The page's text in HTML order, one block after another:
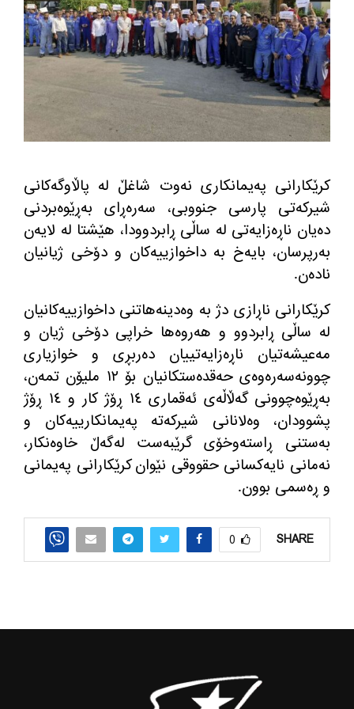
كرێكارانی په‌یمانكاری نه‌وت شاغڵ له‌ پاڵاوگه‌كانی
شیركه‌تی پارسی جنووبی، سه‌ره‌ڕای به‌ڕێوه‌بردنی
ده‌یان ناڕه‌زایه‌تی له‌ ساڵی ڕابردوودا، هێشتا له لایه‌ن
به‌رپرسان، بایه‌خ به‌ داخوازییه‌كان و دۆخی ژیانیان
ناده‌ن.
كرێكارانی ناڕازی دژ به‌ وه‌دینه‌هاتنی داخوازییه‌كانیان
له‌ ساڵی ڕابردوو و هه‌روه‌ها خراپی دۆخی ژیان و
مه‌عیشه‌تیان ناڕه‌زایه‌تییان ده‌ربڕی و خوازیاری
چوونه‌سه‌ره‌وه‌ی حه‌قده‌ستكانیان بۆ ١٢ ملیۆن تمه‌ن،
به‌ڕێوه‌چوونی گه‌ڵاڵه‌ی ئه‌قماری ١٤ ڕۆژ كار و ١٤ ڕۆژ
پشوودان، وه‌لانانی شیركه‌ته‌ په‌یمانكارییه‌كان و
به‌ستنی ڕاسته‌وخۆی گرێبەست له‌گه‌ڵ خاوه‌نكار،
نه‌مانی نایەکسانی حقووقی نێوان كرێكارانی په‌یمانی
و ڕه‌سمی بوون.
SHARE
0